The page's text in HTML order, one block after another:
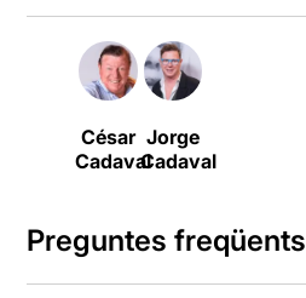
César
Cadaval
Jorge
Cadaval
Preguntes freqüents